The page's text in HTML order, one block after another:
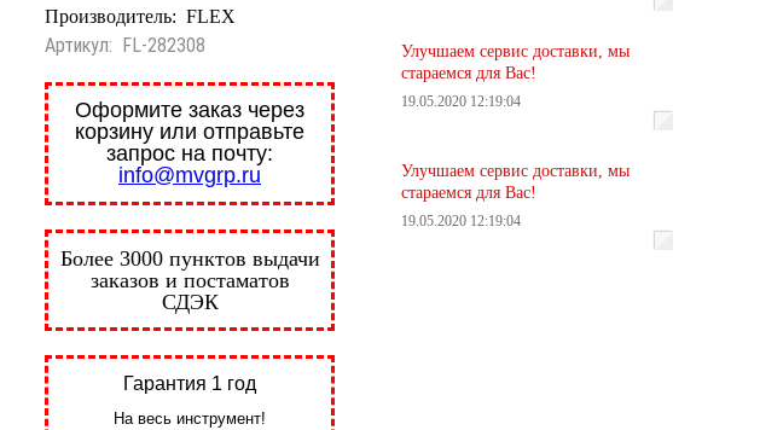
Производитель: FLEX
Артикул: FL-282308
Оформите заказ через
корзину или отправьте
запрос на почту:
info@mvgrp.ru
Более 3000 пунктов выдачи
заказов и постаматов
СДЭК
Гарантия 1 год
На весь инструмент!
Улучшаем сервис доставки, мы
стараемся для Вас!
19.05.2020 12:19:04
Улучшаем сервис доставки, мы
стараемся для Вас!
19.05.2020 12:19:04